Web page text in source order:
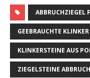
ABBRUCHZIEGEL
GEEBRAUCHTE
KLINKERSTEINE AUS
ZIEGELSTEINE